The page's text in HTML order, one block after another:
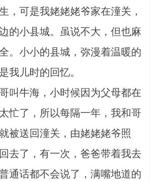
可是我姥姥姥爷家在潼关，
的小县城。虽说不大，但也麻
。小小的县城，弥漫着温暖的
我儿时的回忆。
叫牛海，小时候因为父母都在
忙了，所以每隔一年，我和哥
被送回潼关，由姥姥姥爷照
去了，有一次，爸爸带着我去
通话都不会说了，满嘴地道的